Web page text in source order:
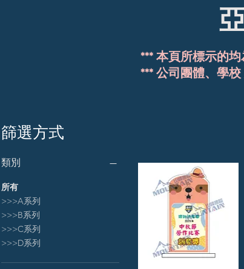
*** 本頁所標示的
*** 公司團體、學
篩選方式
類別
所有
>>>A系列
>>>B系列
>>>C系列
>>>D系列